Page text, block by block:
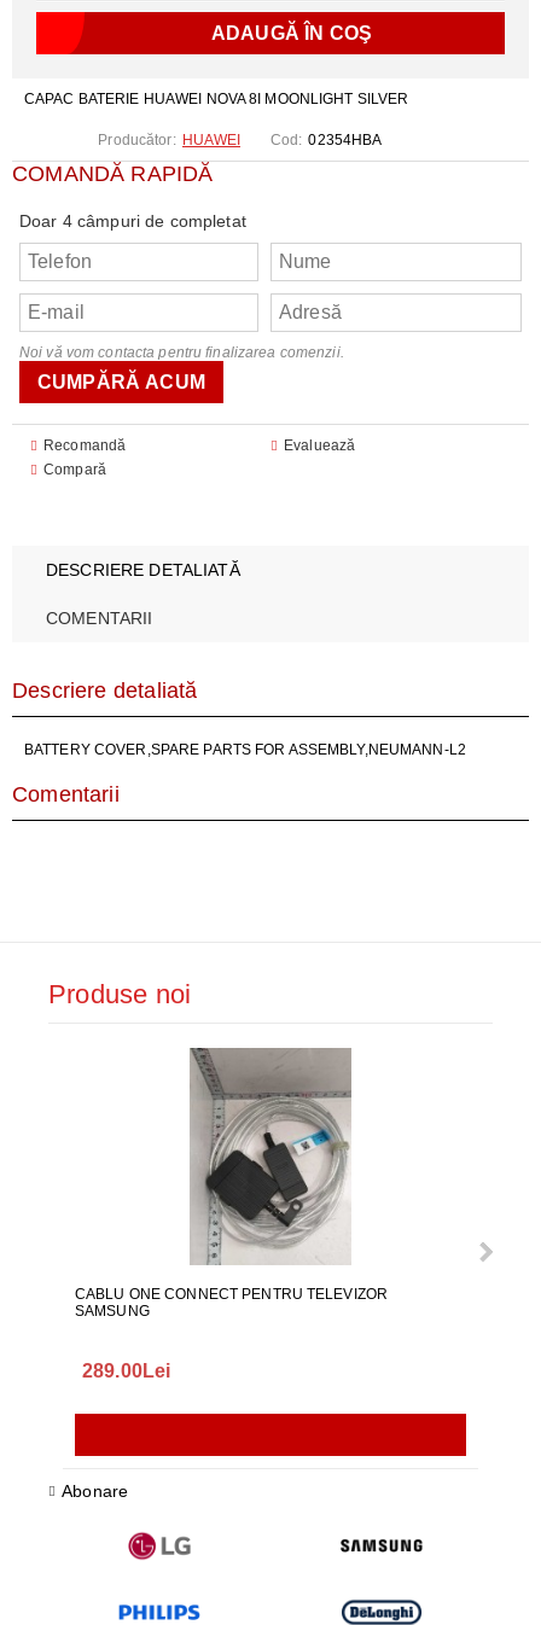
CAPAC BATERIE HUAWEI NOVA 8I MOONLIGHT SILVER
Producător: HUAWEI Cod: 02354HBA
COMANDĂ RAPIDĂ
Doar 4 câmpuri de completat
Noi vă vom contacta pentru finalizarea comenzii.
Recomandă
Evaluează
Compară
DESCRIERE DETALIATĂ
COMENTARII
Descriere detaliată
BATTERY COVER,SPARE PARTS FOR ASSEMBLY,NEUMANN-L2
Comentarii
Produse noi
CABLU ONE CONNECT PENTRU TELEVIZOR
SAMSUNG
289.00Lei
Abonare